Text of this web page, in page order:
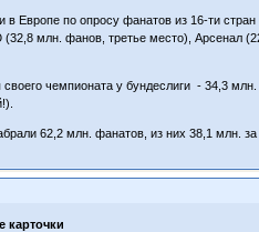
Европе по опросу фанатов из 16-ти
млн. фанов, третье место), Арсенал
чемпионата у бундеслиги - 34,3
62,2 млн. фанатов, из них 38,1 млн.
карточки